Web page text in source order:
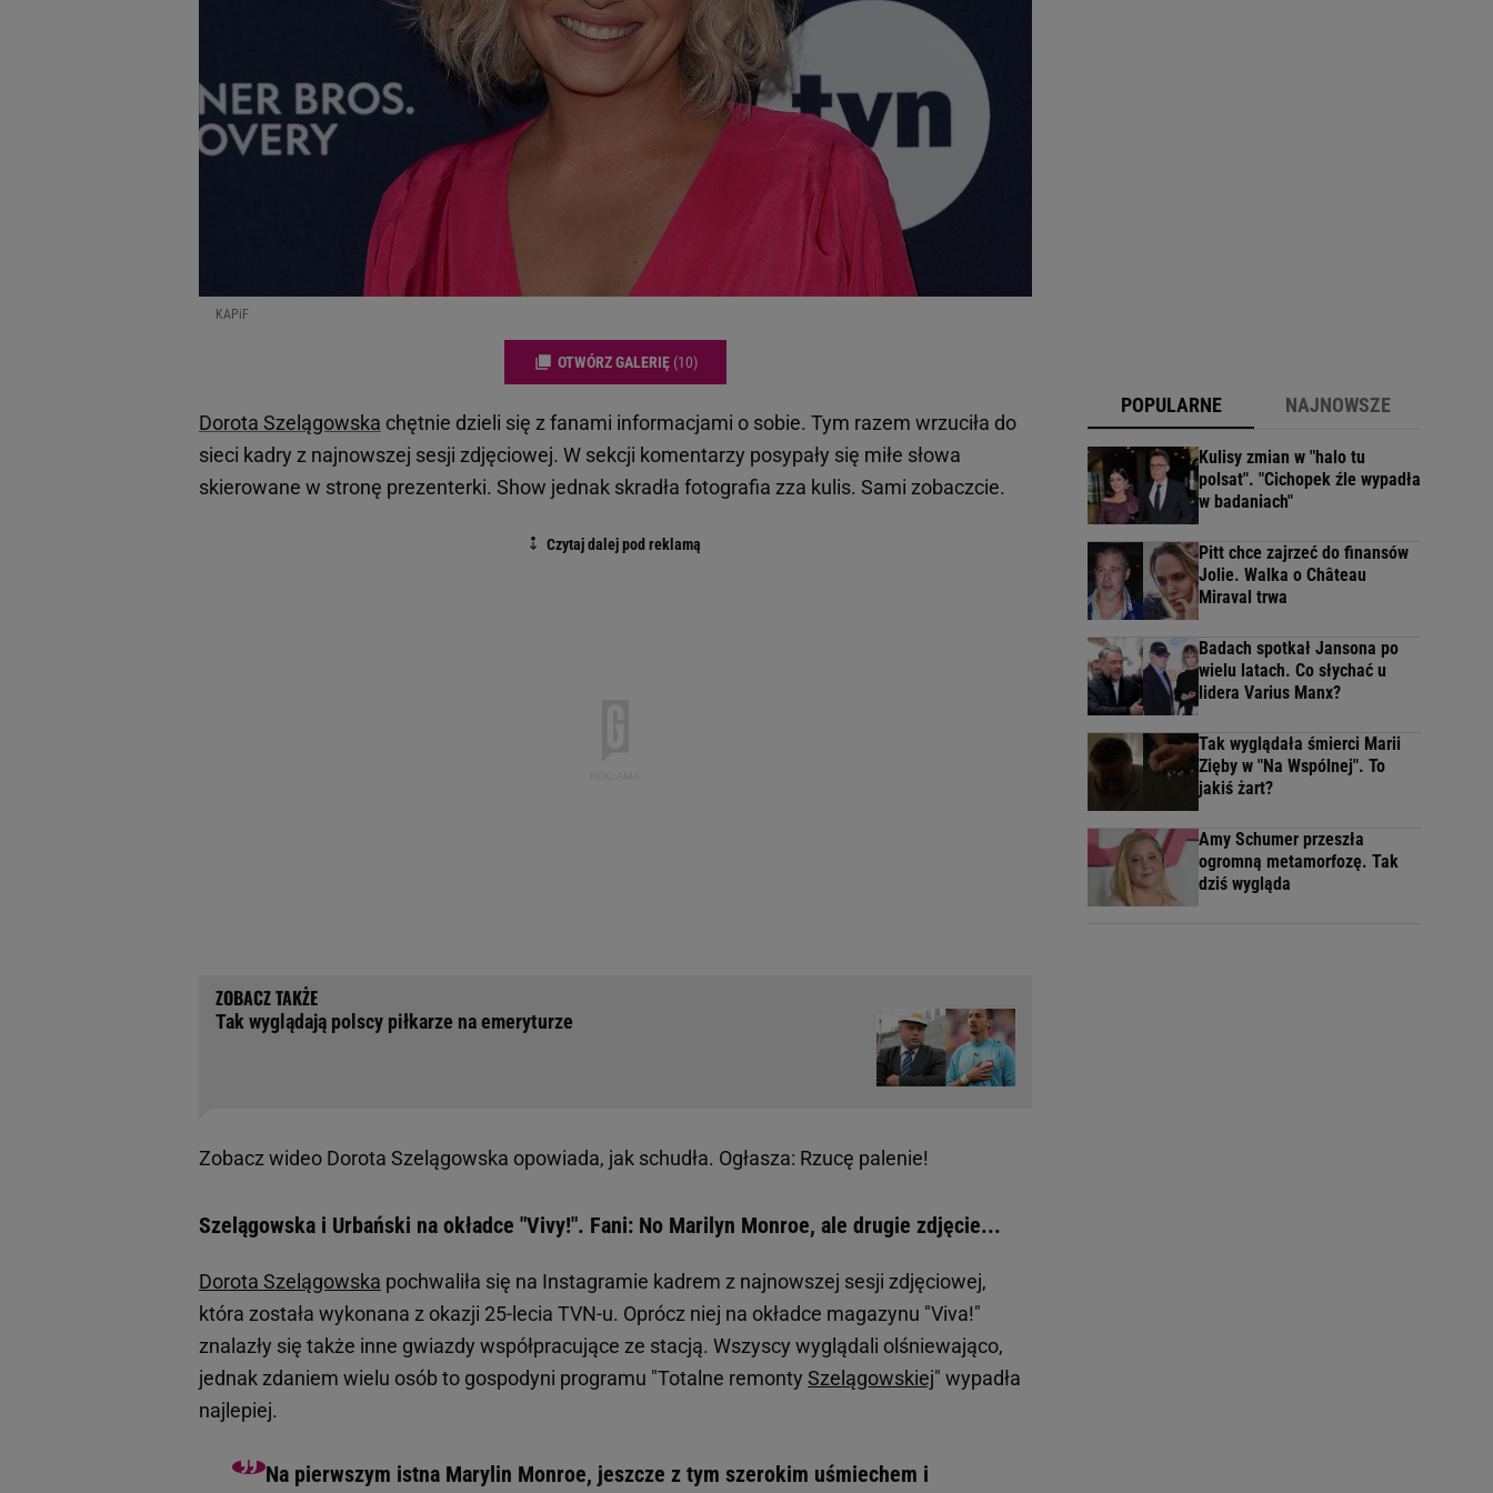
KAPiF
OTWÓRZ GALERIĘ (10)
Dorota Szelągowska chętnie dzieli się z fanami informacjami o sobie. Tym razem wrzuciła do
sieci kadry z najnowszej sesji zdjęciowej. W sekcji komentarzy posypały się miłe słowa
skierowane w stronę prezenterki. Show jednak skradła fotografia zza kulis. Sami zobaczcie.
Tak wyglądają polscy piłkarze na emeryturze
Zobacz wideo Dorota Szelągowska opowiada, jak schudła. Ogłasza: Rzucę palenie!
Szelągowska i Urbański na okładce "Vivy!". Fani: No Marilyn Monroe, ale drugie zdjęcie...
Dorota Szelągowska pochwaliła się na Instagramie kadrem z najnowszej sesji zdjęciowej,
która została wykonana z okazji 25-lecia TVN-u. Oprócz niej na okładce magazynu "Viva!"
znalazły się także inne gwiazdy współpracujące ze stacją. Wszyscy wyglądali olśniewająco,
jednak zdaniem wielu osób to gospodyni programu "Totalne remonty Szelągowskiej" wypadła
najlepiej.
Na pierwszym istna Marylin Monroe, jeszcze z tym szerokim uśmiechem i
POPULARNE NAJNOWSZE
Kulisy zmian w "halo tu
polsat". "Cichopek źle wypadła
w badaniach"
Pitt chce zajrzeć do finansów
Jolie. Walka o Château
Miraval trwa
Badach spotkał Jansona po
wielu latach. Co słychać u
lidera Varius Manx?
Tak wyglądała śmierci Marii
Zięby w "Na Wspólnej". To
jakiś żart?
Amy Schumer przeszła
ogromną metamorfozę. Tak
dziś wygląda